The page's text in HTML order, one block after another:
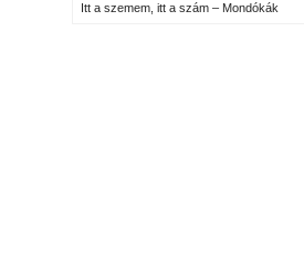
Itt a szemem, itt a szám – Mondókák